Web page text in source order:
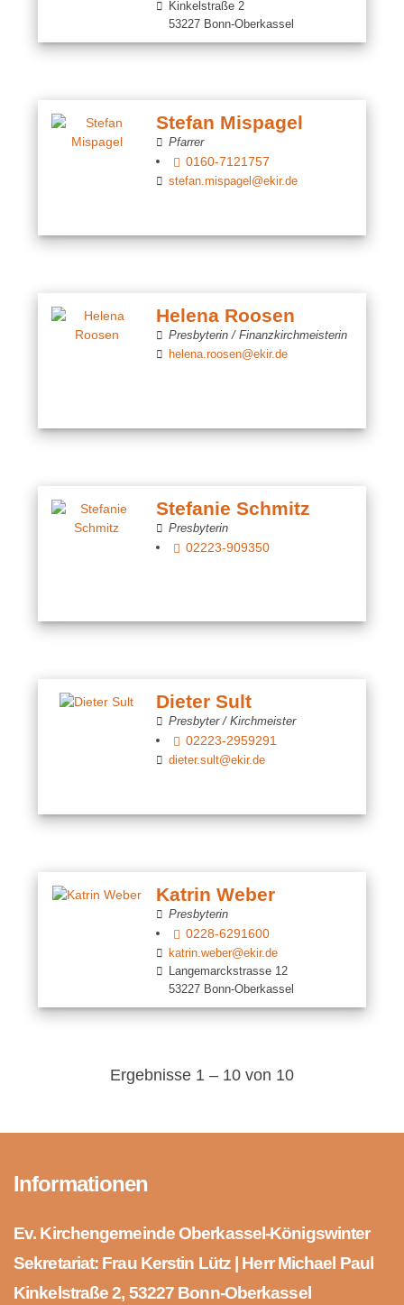
Kinkelstraße 2
53227 Bonn-Oberkassel
Stefan Mispagel
Pfarrer
0160-7121757
stefan.mispagel@ekir.de
Helena Roosen
Presbyterin / Finanzkirchmeisterin
helena.roosen@ekir.de
Stefanie Schmitz
Presbyterin
02223-909350
Dieter Sult
Presbyter / Kirchmeister
02223-2959291
dieter.sult@ekir.de
Katrin Weber
Presbyterin
0228-6291600
katrin.weber@ekir.de
Langemarckstrasse 12
53227 Bonn-Oberkassel
Ergebnisse 1 – 10 von 10
Informationen
Ev. Kirchengemeinde Oberkassel-Königswinter
Sekretariat: Frau Kerstin Lütz | Herr Michael Paul
Kinkelstraße 2, 53227 Bonn-Oberkassel